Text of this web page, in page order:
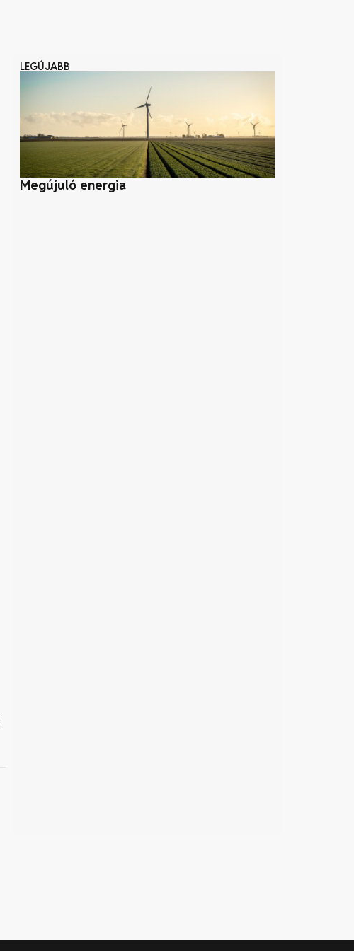
LEGÚJABB
Megújuló energia